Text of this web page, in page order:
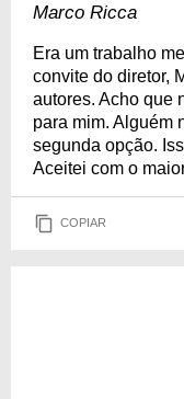
Marco Ricca
Era um trabalho
convite do diretor,
autores. Acho que
para mim. Alguém
segunda opção.
Aceitei com o
COPIAR